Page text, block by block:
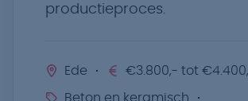
productieproces.
Ede €3.800,- tot
Beton en keramisch